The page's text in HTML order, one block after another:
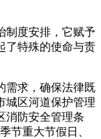
制度安排，它赋予
了特殊的使命与责
需求，确保法律既
城区河道保护管理
消防安全管理条
节重大节假日、